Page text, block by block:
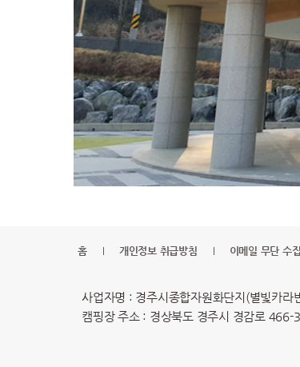
홈 개인정보 취급방침 이메일 무단 수
사업자명 : 경주시종합자원화단지(별빛카라
캠핑장 주소 : 경상북도 경주시 경감로